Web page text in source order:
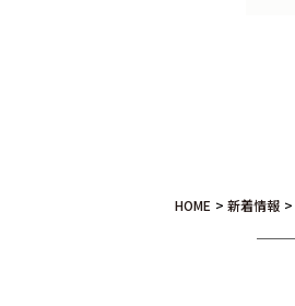
HOME > 新着情報 >